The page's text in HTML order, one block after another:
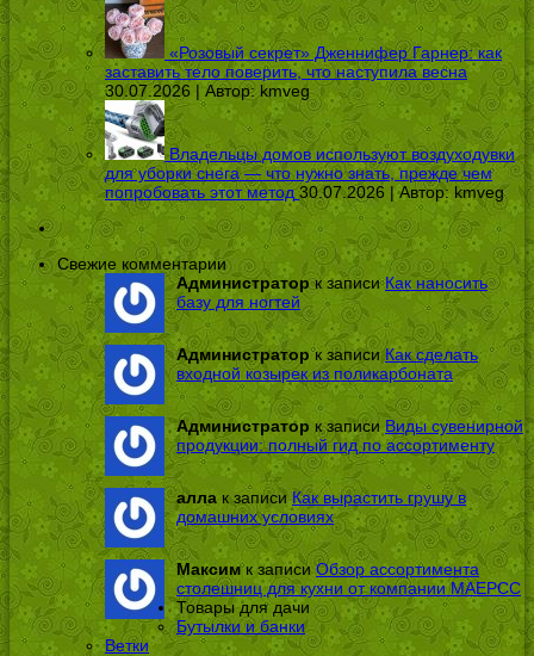
«Розовый секрет» Дженнифер Гарнер: как
заставить тело поверить, что наступила весна
30.07.2026 | Автор: kmveg
Владельцы домов используют воздуходувки
для уборки снега — что нужно знать, прежде чем
попробовать этот метод 30.07.2026 | Автор: kmveg
Свежие комментарии
Администраторк записиКак наносить
базу для ногтей
Администраторк записиКак сделать
входной козырек из поликарбоната
Администраторк записи Виды сувенирной
продукции: полный гид по ассортименту
алла к записи Как вырастить грушу в
домашних условиях
Максимк записиОбзор ассортимента
столешниц для кухни от компании МАЕРСС
Товары для дачи
Бутылки и банки
Ветки